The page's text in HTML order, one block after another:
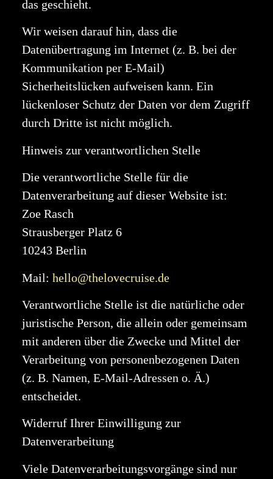
das geschieht.
Wir weisen darauf hin, dass die
Datenübertragung im Internet (z. B. bei der
Kommunikation per E-Mail)
Sicherheitslücken aufweisen kann. Ein
lückenloser Schutz der Daten vor dem Zugriff
durch Dritte ist nicht möglich.
Hinweis zur verantwortlichen Stelle
Die verantwortliche Stelle für die
Datenverarbeitung auf dieser Website ist:
Zoe Rasch
Strausberger Platz 6
10243 Berlin
Mail: hello@thelovecruise.de
Verantwortliche Stelle ist die natürliche oder
juristische Person, die allein oder gemeinsam
mit anderen über die Zwecke und Mittel der
Verarbeitung von personenbezogenen Daten
(z. B. Namen, E-Mail-Adressen o. Ä.)
entscheidet.
Widerruf Ihrer Einwilligung zur
Datenverarbeitung
Viele Datenverarbeitungsvorgänge sind nur